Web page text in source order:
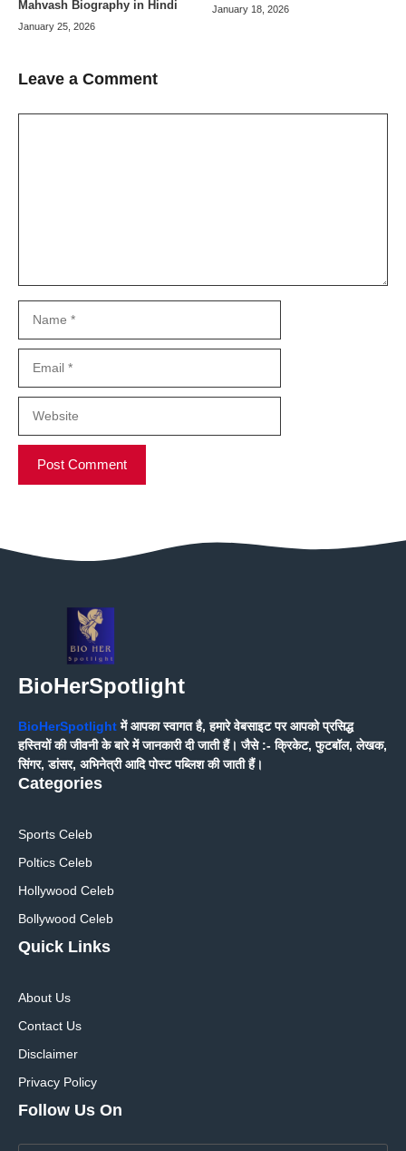
Mahvash Biography in Hindi
January 25, 2026
January 18, 2026
Leave a Comment
BioHerSpotlight
BioHerSpotlightमें आपका स्वागत है, हमारे वेबसाइट पर आपको प्रसिद्ध
हस्तियों की जीवनी के बारे में जानकारी दी जाती हैं। जैसे :- क्रिकेट, फुटबॉल, लेखक,
सिंगर, डांसर, अभिनेत्री आदि पोस्ट पब्लिश की जाती हैं।
Categories
Sports Celeb
Poltics Celeb
Hollywood Celeb
Bollywood Celeb
Quick Links
About Us
Contact Us
Disclaimer
Privacy Policy
Follow Us On